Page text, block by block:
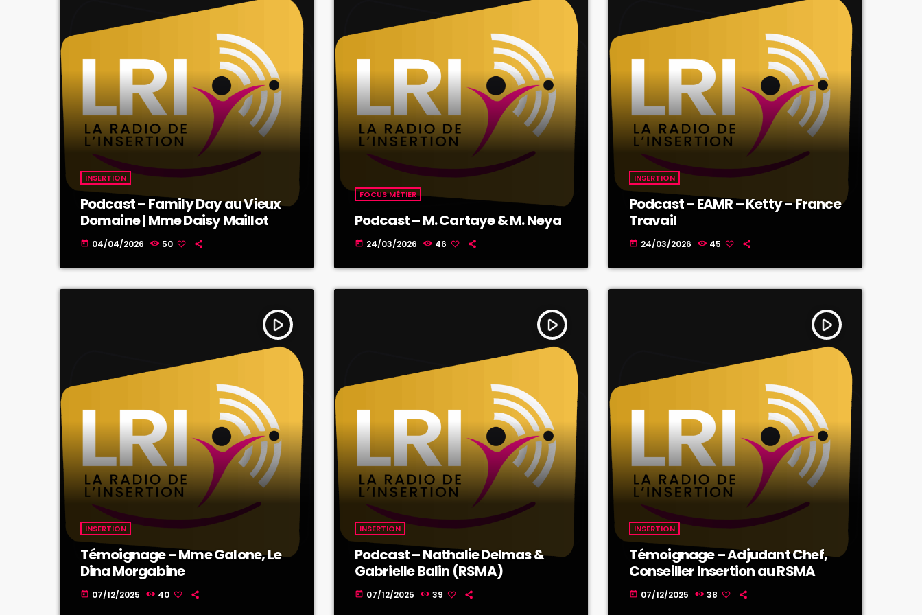
INSERTION
Podcast – Family Day au Vieux
Domaine | Mme Daisy Maillot
today 04/04/2026 50
FOCUS MÉTIER
Podcast – M. Cartaye & M. Neya
today 24/03/2026 46
INSERTION
Podcast – EAMR – Ketty – France
Travail
today 24/03/2026 45
play_arrow
INSERTION
Témoignage – Mme Galone, Le
Dina Morgabine
today 07/12/2025 40
play_arrow
INSERTION
Podcast – Nathalie Delmas &
Gabrielle Balin (RSMA)
today 07/12/2025 39
play_arrow
INSERTION
Témoignage – Adjudant Chef,
Conseiller Insertion au RSMA
today 07/12/2025 38